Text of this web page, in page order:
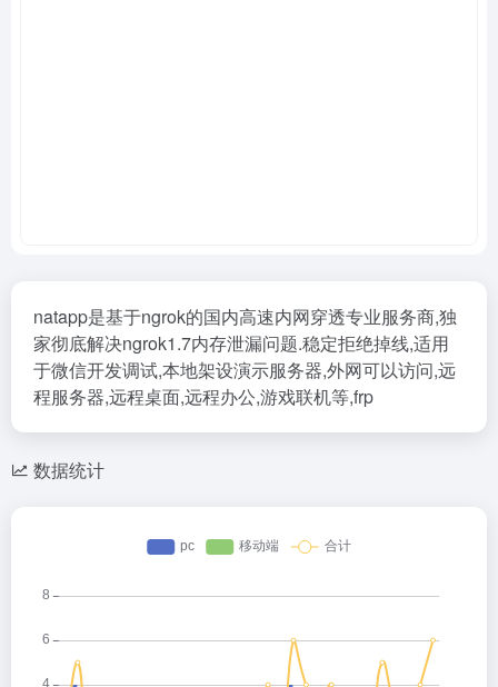
natapp是基于ngrok的国内高速内网穿透专业服务商,独
家彻底解决ngrok1.7内存泄漏问题.稳定拒绝掉线,适用
于微信开发调试,本地架设演示服务器,外网可以访问,远
程服务器,远程桌面,远程办公,游戏联机等,frp
数据统计